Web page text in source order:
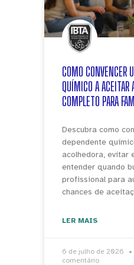
COMO CONVENCER
QUÍMICO A ACEITAR
COMPLETO PARA
Descubra como
dependente
acolhedora, evitar
entender quando
profissional para
chances de
LER MAIS
6 de julho de 2026
comentário